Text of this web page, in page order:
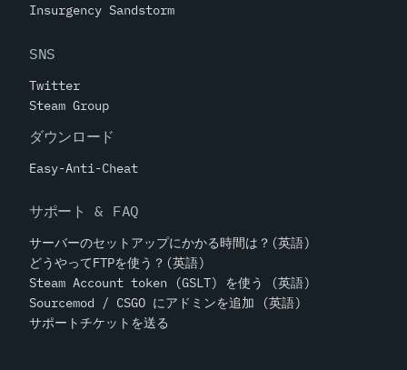
Insurgency Sandstorm
SNS
Twitter
Steam Group
ダウンロード
Easy-Anti-Cheat
サポート & FAQ
サーバーのセットアップにかかる時間は？(英語)
どうやってFTPを使う？(英語)
Steam Account token (GSLT) を使う (英語)
Sourcemod / CSGO にアドミンを追加 (英語)
サポートチケットを送る